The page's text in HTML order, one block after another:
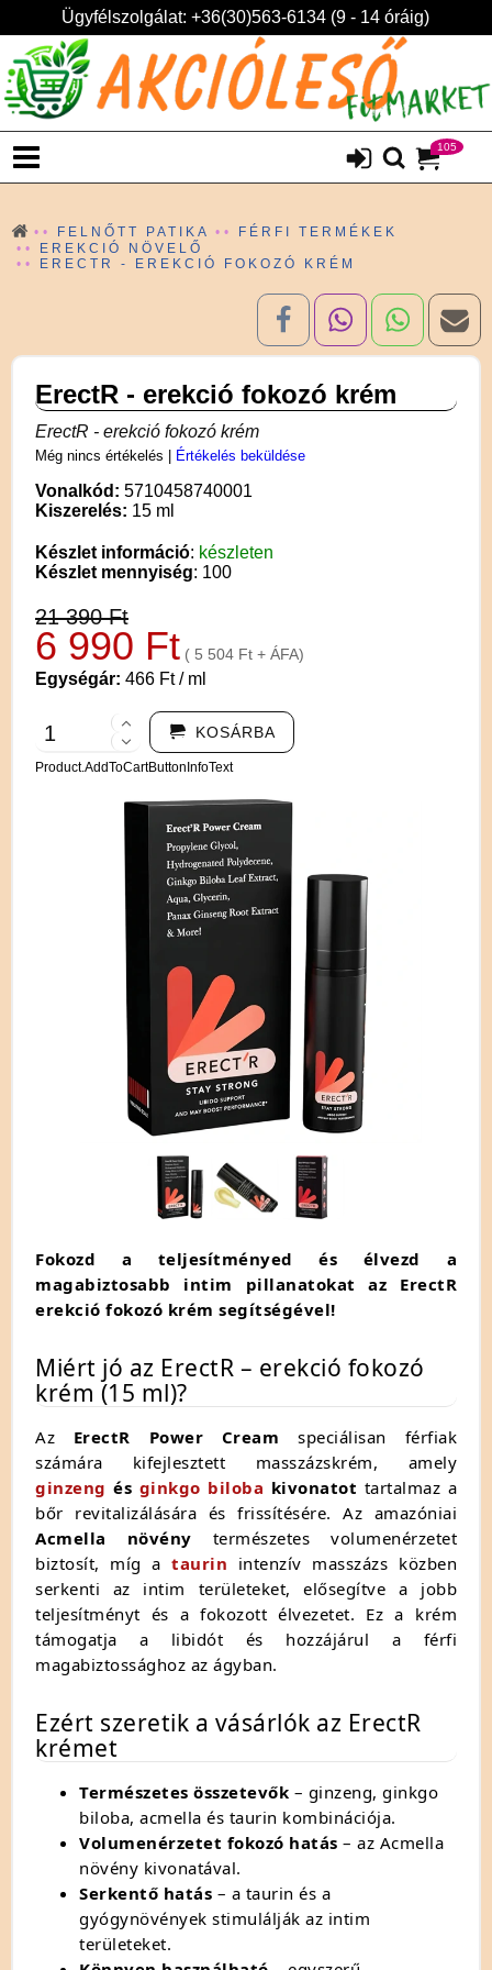
Ügyfélszolgálat: +36(30)563-6134 (9 - 14 óráig)
105
FELNŐTT PATIKA
FÉRFI TERMÉKEK
EREKCIÓ NÖVELŐ
ERECTR - EREKCIÓ FOKOZÓ KRÉM
ErectR - erekció fokozó krém
ErectR - erekció fokozó krém
Még nincs értékelés Értékelés beküldése
Vonalkód: 5710458740001
Kiszerelés: 15 ml
Készlet információ: készleten
Készlet mennyiség: 100
21 390 Ft
6 990 Ft ( 5 504 Ft + ÁFA)
Egységár: 466 Ft / ml
KOSÁRBA
Product.AddToCartButtonInfoText
Fokozd a teljesítményed és élvezd a
magabiztosabb intim pillanatokat az ErectR
erekció fokozó krém segítségével!
Miért jó az ErectR – erekció fokozó
krém (15 ml)?
Az ErectR Power Cream speciálisan férfiak
számára kifejlesztett masszázskrém, amely
ginzeng és ginkgo biloba kivonatot tartalmaz a
bőr revitalizálására és frissítésére. Az amazóniai
Acmella növény természetes volumenérzetet
biztosít, míg ataurin intenzív masszázs közben
serkenti az intim területeket, elősegítve a jobb
teljesítményt és a fokozott élvezetet. Ez a krém
támogatja a libidót és hozzájárul a férfi
magabiztossághoz az ágyban.
Ezért szeretik a vásárlók az ErectR
krémet
Természetes összetevők – ginzeng, ginkgo
biloba, acmella és taurin kombinációja.
Volumenérzetet fokozó hatás – az Acmella
növény kivonatával.
Serkentő hatás – a taurin és a
gyógynövények stimulálják az intim
területeket.